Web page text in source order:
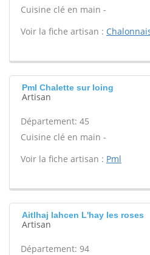
Cuisine clé en main -
Voir la fiche artisan :
Pml Chalette sur loing
Artisan
Département: 45
Cuisine clé en main -
Voir la fiche artisan : Pml
Aitlhaj lahcen L'hay les roses
Artisan
Département: 94